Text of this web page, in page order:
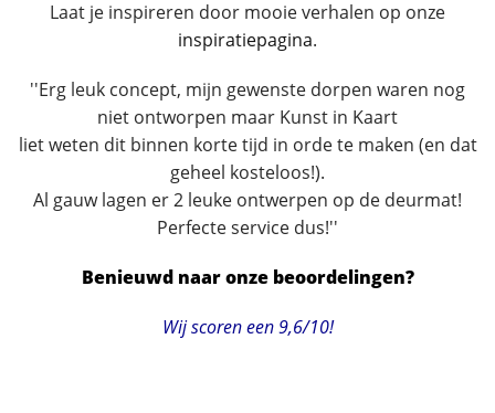
Laat je inspireren door mooie verhalen op onze
inspiratiepagina.
''Erg leuk concept, mijn gewenste dorpen waren nog
niet ontworpen maar Kunst in Kaart
liet weten dit binnen korte tijd in orde te maken (en dat
geheel kosteloos!).
Al gauw lagen er 2 leuke ontwerpen op de deurmat!
Perfecte service dus!''
Benieuwd naar onze beoordelingen?
Wij scoren een 9,6/10!